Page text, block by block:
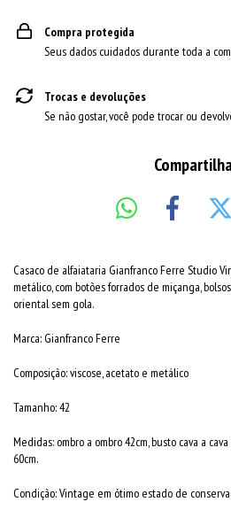
Compra protegida
Seus dados cuidados durante toda a
Trocas e devoluções
Se não gostar, você pode trocar ou
Casaco de alfaiataria Gianfranco Ferre Studio
metálico, com botões forrados de miçanga,
oriental sem gola.
Marca: Gianfranco Ferre
Composição: viscose, acetato e metálico
Tamanho: 42
Medidas: ombro a ombro 42cm, busto cava a
60cm.
Condição: Vintage em ótimo estado de